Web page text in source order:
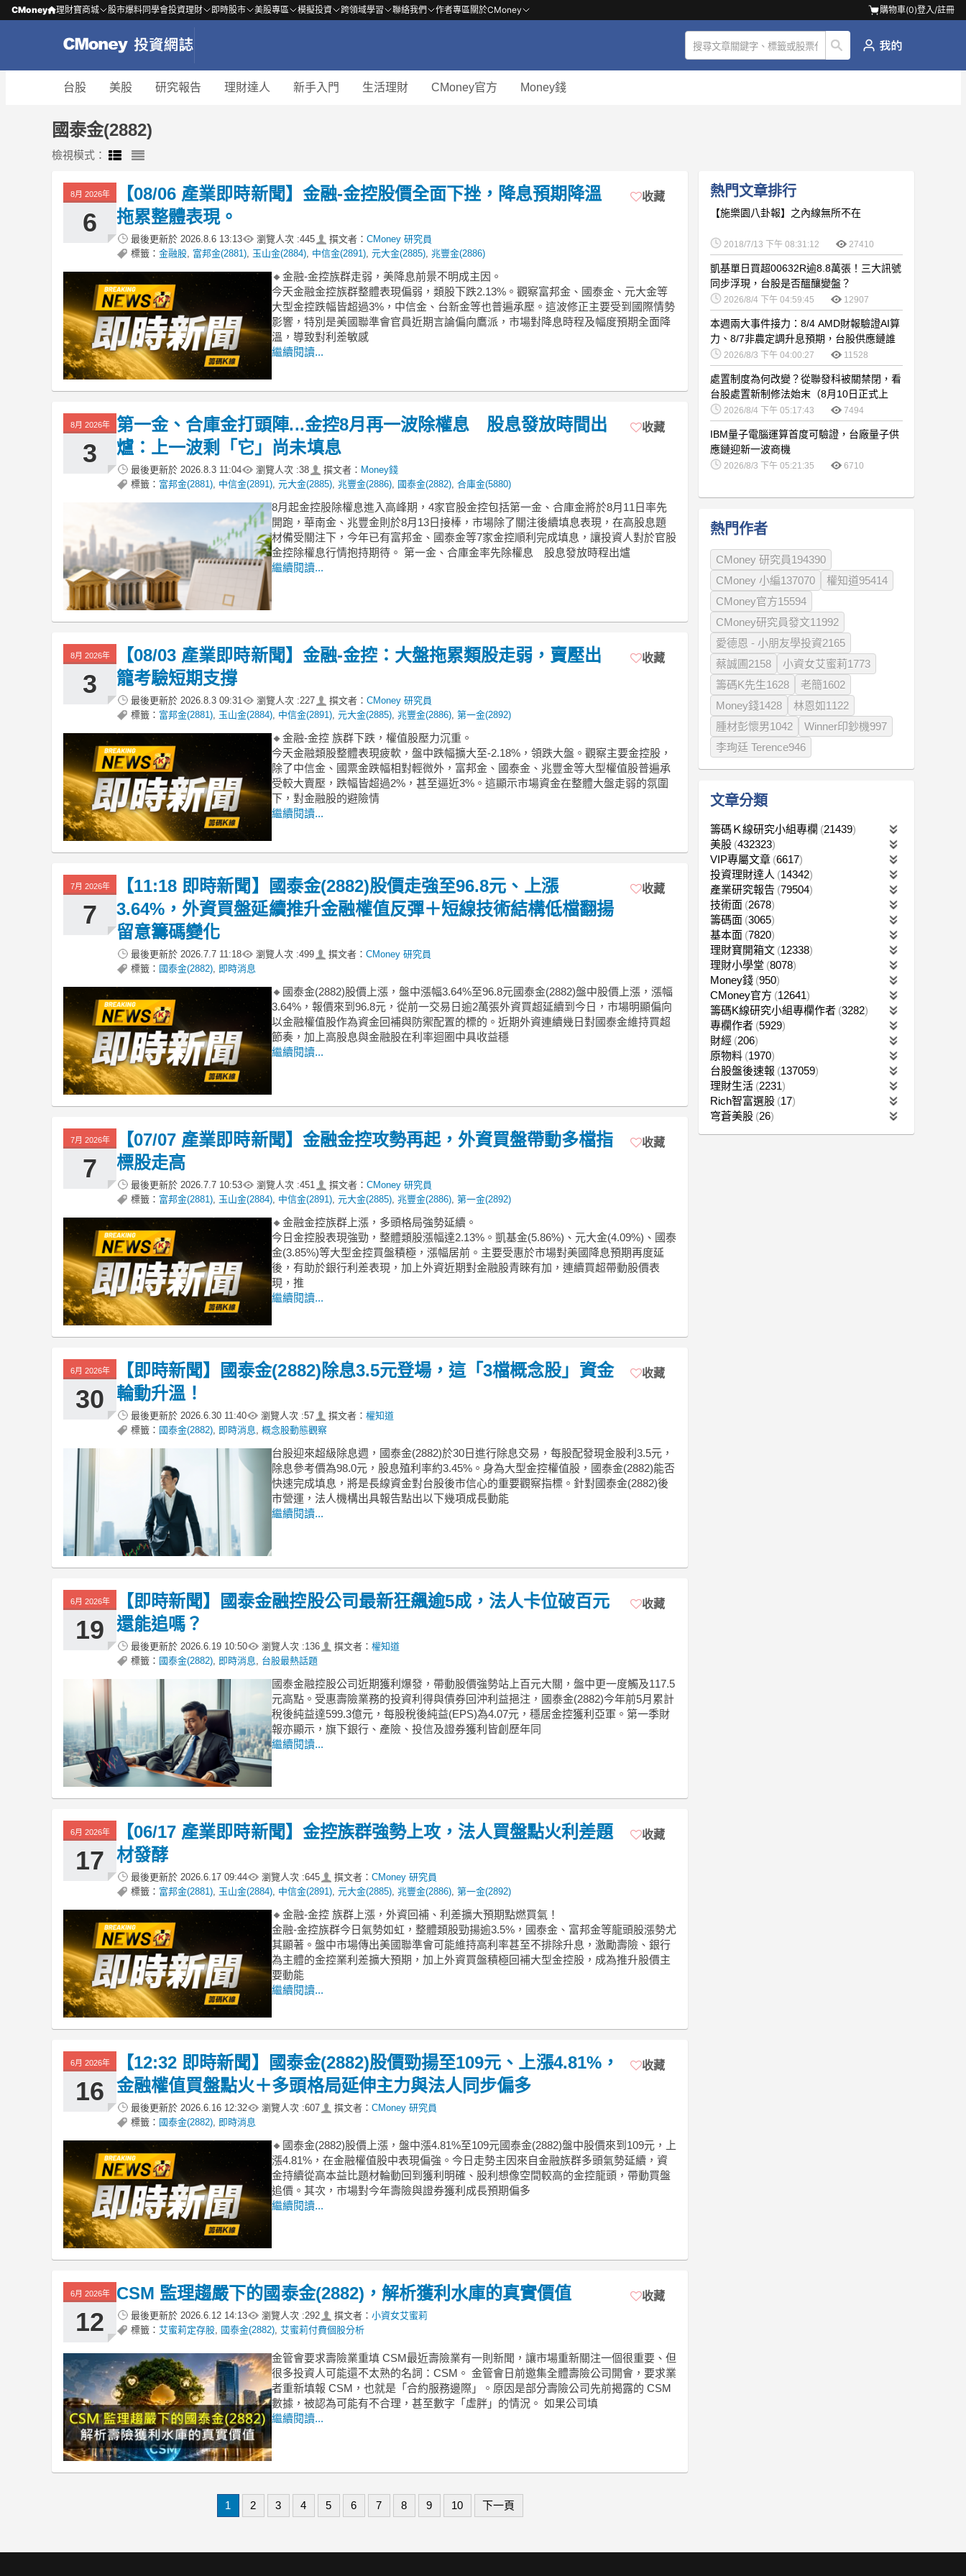
CMoney 理財寶商城 股市爆料同學會投資理財 即時股市 美股專區 模擬投資 跨領域學習 聯絡我們 作者專區關於CMoney 購物車(0)登入/註冊
台股 美股 研究報告 理財達人 新手入門 生活理財 CMoney官方 Money錢
國泰金(2882)
檢視模式：
8月 2026年
6
【08/06 產業即時新聞】金融-金控股價全面下挫，降息預期降溫
拖累整體表現。
最後更新於 2026.8.6 13:13 瀏覽人次 :445 撰文者： CMoney 研究員
標籤： 金融股 富邦金(2881) 玉山金(2884) 中信金(2891) 元大金(2885) 兆豐金(2886)
收藏
🔸金融-金控族群走弱，美降息前景不明成主因。
今天金融金控族群整體表現偏弱，類股下跌2.13%。觀察富邦金、國泰金、元大金等
大型金控跌幅皆超過3%，中信金、台新金等也普遍承壓。這波修正主要受到國際情勢
影響，特別是美國聯準會官員近期言論偏向鷹派，市場對降息時程及幅度預期全面降
溫，導致對利差敏感
繼續閱讀...
8月 2026年
3
第一金、合庫金打頭陣...金控8月再一波除權息 股息發放時間出
爐：上一波剩「它」尚未填息
最後更新於 2026.8.3 11:04 瀏覽人次 :38 撰文者： Money錢
標籤： 富邦金(2881) 中信金(2891) 元大金(2885) 兆豐金(2886) 國泰金(2882) 合庫金(5880)
收藏
8月起金控股除權息進入高峰期，4家官股金控包括第一金、合庫金將於8月11日率先
開跑，華南金、兆豐金則於8月13日接棒，市場除了關注後續填息表現，在高股息題
材備受關注下，今年已有富邦金、國泰金等7家金控順利完成填息，讓投資人對於官股
金控除權息行情抱持期待。 第一金、合庫金率先除權息 股息發放時程出爐
繼續閱讀...
8月 2026年
3
【08/03 產業即時新聞】金融-金控：大盤拖累類股走弱，賣壓出
籠考驗短期支撐
最後更新於 2026.8.3 09:31 瀏覽人次 :227 撰文者： CMoney 研究員
標籤： 富邦金(2881) 玉山金(2884) 中信金(2891) 元大金(2885) 兆豐金(2886) 第一金(2892)
收藏
🔸金融-金控 族群下跌，權值股壓力沉重。
今天金融類股整體表現疲軟，盤中跌幅擴大至-2.18%，領跌大盤。觀察主要金控股，
除了中信金、國票金跌幅相對輕微外，富邦金、國泰金、兆豐金等大型權值股普遍承
受較大賣壓，跌幅皆超過2%，甚至逼近3%。這顯示市場資金在整體大盤走弱的氛圍
下，對金融股的避險情
繼續閱讀...
7月 2026年
7
【11:18 即時新聞】國泰金(2882)股價走強至96.8元、上漲
3.64%，外資買盤延續推升金融權值反彈＋短線技術結構低檔翻揚
留意籌碼變化
最後更新於 2026.7.7 11:18 瀏覽人次 :499 撰文者： CMoney 研究員
標籤： 國泰金(2882) 即時消息
收藏
🔸國泰金(2882)股價上漲，盤中漲幅3.64%至96.8元國泰金(2882)盤中股價上漲，漲幅
3.64%，報價來到96.8元，從前一交易日逾2萬張外資買超延續到今日，市場明顯偏向
以金融權值股作為資金回補與防禦配置的標的。近期外資連續幾日對國泰金維持買超
節奏，加上高股息與金融股在利率迴圈中具收益穩
繼續閱讀...
7月 2026年
7
【07/07 產業即時新聞】金融金控攻勢再起，外資買盤帶動多檔指
標股走高
最後更新於 2026.7.7 10:53 瀏覽人次 :451 撰文者： CMoney 研究員
標籤： 富邦金(2881) 玉山金(2884) 中信金(2891) 元大金(2885) 兆豐金(2886) 第一金(2892)
收藏
🔸金融金控族群上漲，多頭格局強勢延續。
今日金控股表現強勁，整體類股漲幅達2.13%。凱基金(5.86%)、元大金(4.09%)、國泰
金(3.85%)等大型金控買盤積極，漲幅居前。主要受惠於市場對美國降息預期再度延
後，有助於銀行利差表現，加上外資近期對金融股青睞有加，連續買超帶動股價表
現，推
繼續閱讀...
6月 2026年
30
【即時新聞】國泰金(2882)除息3.5元登場，這「3檔概念股」資金
輪動升溫！
最後更新於 2026.6.30 11:40 瀏覽人次 :57 撰文者： 權知道
標籤： 國泰金(2882) 即時消息 概念股動態觀察
收藏
台股迎來超級除息週，國泰金(2882)於30日進行除息交易，每股配發現金股利3.5元，
除息參考價為98.0元，股息殖利率約3.45%。身為大型金控權值股，國泰金(2882)能否
快速完成填息，將是長線資金對台股後市信心的重要觀察指標。針對國泰金(2882)後
市營運，法人機構出具報告點出以下幾項成長動能
繼續閱讀...
6月 2026年
19
【即時新聞】國泰金融控股公司最新狂飆逾5成，法人卡位破百元
還能追嗎？
最後更新於 2026.6.19 10:50 瀏覽人次 :136 撰文者： 權知道
標籤： 國泰金(2882) 即時消息 台股最熱話題
收藏
國泰金融控股公司近期獲利爆發，帶動股價強勢站上百元大關，盤中更一度觸及117.5
元高點。受惠壽險業務的投資利得與債券回沖利益挹注，國泰金(2882)今年前5月累計
稅後純益達599.3億元，每股稅後純益(EPS)為4.07元，穩居金控獲利亞軍。第一季財
報亦顯示，旗下銀行、產險、投信及證券獲利皆創歷年同
繼續閱讀...
6月 2026年
17
【06/17 產業即時新聞】金控族群強勢上攻，法人買盤點火利差題
材發酵
最後更新於 2026.6.17 09:44 瀏覽人次 :645 撰文者： CMoney 研究員
標籤： 富邦金(2881) 玉山金(2884) 中信金(2891) 元大金(2885) 兆豐金(2886) 第一金(2892)
收藏
🔸金融-金控 族群上漲，外資回補、利差擴大預期點燃買氣！
金融-金控族群今日氣勢如虹，整體類股勁揚逾3.5%，國泰金、富邦金等龍頭股漲勢尤
其顯著。盤中市場傳出美國聯準會可能維持高利率甚至不排除升息，激勵壽險、銀行
為主體的金控業利差擴大預期，加上外資買盤積極回補大型金控股，成為推升股價主
要動能
繼續閱讀...
6月 2026年
16
【12:32 即時新聞】國泰金(2882)股價勁揚至109元、上漲4.81%，
金融權值買盤點火＋多頭格局延伸主力與法人同步偏多
最後更新於 2026.6.16 12:32 瀏覽人次 :607 撰文者： CMoney 研究員
標籤： 國泰金(2882) 即時消息
收藏
🔸國泰金(2882)股價上漲，盤中漲4.81%至109元國泰金(2882)盤中股價來到109元，上
漲4.81%，在金融權值股中表現偏強。今日走勢主因來自金融族群多頭氣勢延續，資
金持續從高本益比題材輪動回到獲利明確、股利想像空間較高的金控龍頭，帶動買盤
追價。其次，市場對今年壽險與證券獲利成長預期偏多
繼續閱讀...
6月 2026年
12
CSM 監理趨嚴下的國泰金(2882)，解析獲利水庫的真實價值
最後更新於 2026.6.12 14:13 瀏覽人次 :292 撰文者： 小資女艾蜜莉
標籤： 艾蜜莉定存股 國泰金(2882) 艾蜜莉付費個股分析
收藏
金管會要求壽險業重填 CSM最近壽險業有一則新聞，讓市場重新關注一個很重要、但
很多投資人可能還不太熟的名詞：CSM。 金管會日前邀集全體壽險公司開會，要求業
者重新填報 CSM，也就是「合約服務邊際」。原因是部分壽險公司先前揭露的 CSM
數據，被認為可能有不合理，甚至數字「虛胖」的情況。 如果公司填
繼續閱讀...
1 2 3 4 5 6 7 8 9 10 下一頁
熱門文章排行
【施樂園八卦報】之內線無所不在
2018/7/13 下午 08:31:12 27410
凱基單日買超00632R逾8.8萬張！三大訊號
同步浮現，台股是否醞釀變盤？
2026/8/4 下午 04:59:45 12907
本週兩大事件接力：8/4 AMD財報驗證AI算
力、8/7非農定調升息預期，台股供應鏈誰
卡位最佳？
2026/8/3 下午 04:00:27 11528
處置制度為何改變？從聯發科被關禁閉，看
台股處置新制修法始末（8月10日正式上
路）2026/8/4 下午 05:17:43 7494
IBM量子電腦運算首度可驗證，台廠量子供
應鏈迎新一波商機
2026/8/3 下午 05:21:35 6710
熱門作者
CMoney 研究員194390
CMoney 小編137070
權知道95414
CMoney官方15594
CMoney研究員發文11992
愛德恩 - 小朋友學投資2165
蔡誠圃2158
小資女艾蜜莉1773
籌碼K先生1628
老簡1602
Money錢1428
林恩如1122
腫材彭懷男1042
Winner印鈔機997
李珣廷 Terence946
文章分類
籌碼Ｋ線研究小組專欄
21439
美股 432323
VIP專屬文章 6617
投資理財達人
14342
產業研究報告 79504
技術面 2678
籌碼面 3065
基本面 7820
理財寶開箱文 12338
理財小學堂 8078
Money錢 950
CMoney官方 12641
籌碼K線研究小組專欄作者 3282
專欄作者 5929
財經 206
原物料 1970
台股盤後速報 137059
理財生活 2231
Rich智富選股 17
穹蒼美股 26